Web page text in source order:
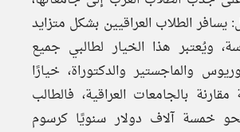
يسافر الطلاب العراقيين بشكل متزايد
ويُعتبر هذا الخيار لطالبي جميع
والماجستير والدكتوراة، خيارًا
بالجامعات العراقية، فالطالب
خمسة آلاف دولار سنويًا كرسوم